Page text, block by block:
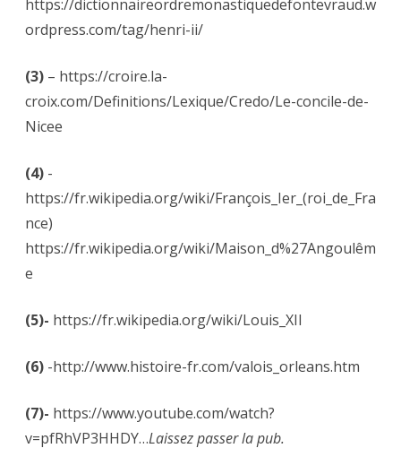
https://dictionnaireordremonastiquedefontevraud.w
ordpress.com/tag/henri-ii/
(3) – https://croire.la-
croix.com/Definitions/Lexique/Credo/Le-concile-de-
Nicee
(4) -
https://fr.wikipedia.org/wiki/François_Ier_(roi_de_Fra
nce)
https://fr.wikipedia.org/wiki/Maison_d%27Angoulêm
e
(5)- https://fr.wikipedia.org/wiki/Louis_XII
(6) -http://www.histoire-fr.com/valois_orleans.htm
(7)- https://www.youtube.com/watch?
v=pfRhVP3HHDY…Laissez passer la pub.